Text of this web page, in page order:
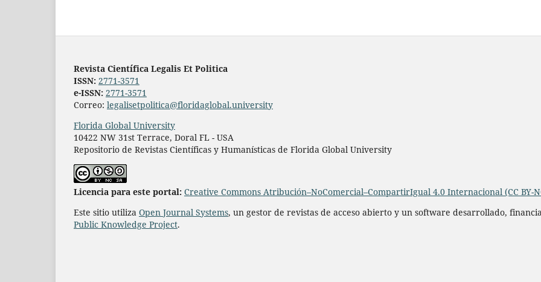
Revista Científica Legalis Et Politica
ISSN: 2771-3571
e-ISSN: 2771-3571
Correo: legalisetpolitica@floridaglobal.university
Florida Global University
10422 NW 31st Terrace, Doral FL - USA
Repositorio de Revistas Científicas y Humanísticas de Florida Global University
Licencia para este portal: Creative Commons Atribución–NoComercial–CompartirIgual 4.0 Internacional (CC BY-
Este sitio utiliza Open Journal Systems, un gestor de revistas de acceso abierto y un software desarrollado,
Public Knowledge Project.